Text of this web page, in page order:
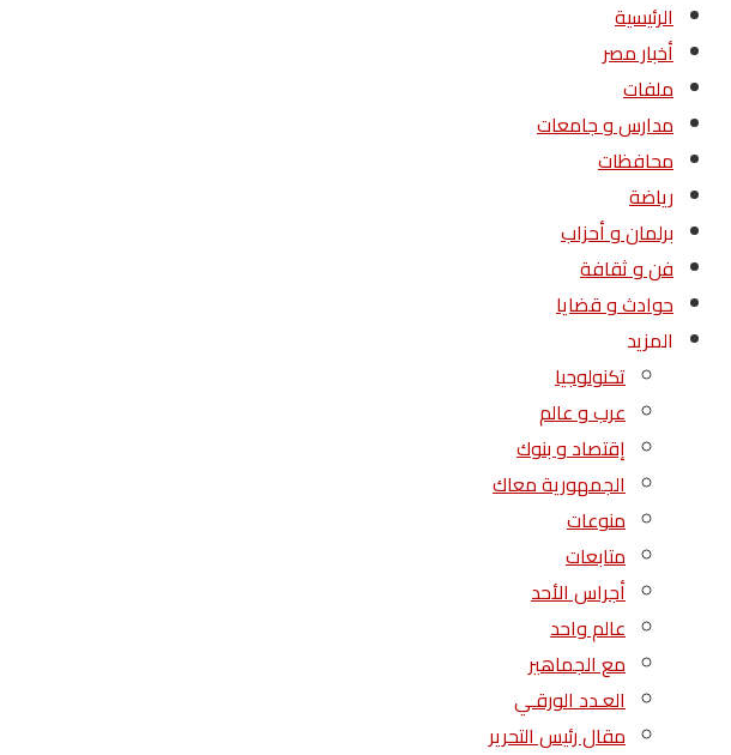
الرئيسية
أخبار مصر
ملفات
مدارس و جامعات
محافظات
رياضة
برلمان و أحزاب
فن و ثقافة
حوادث و قضايا
المزيد
تكنولوجيا
عرب و عالم
إقتصاد و بنوك
الجمهورية معاك
منوعات
متابعات
أجراس الأحد
عالم واحد
مع الجماهير
العـدد الورقـي
مقال رئيس التحرير